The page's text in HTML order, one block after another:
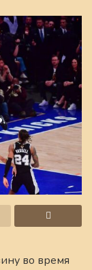
во время